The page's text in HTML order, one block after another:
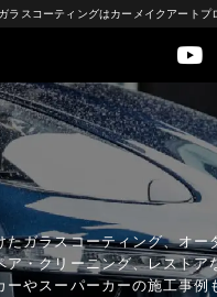
ラスコーティングはカーメイクアートプ
たガラスコーティング、オー
ア・クリーニング、レストア
ーやスーパーカーの施工事例